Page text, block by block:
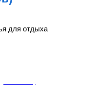
для отдыха